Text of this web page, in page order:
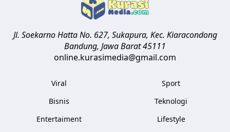
Jl. Soekarno Hatta No. 627, Sukapura, Kec. Kiaracondong
Bandung, Jawa Barat45111
online.kurasimedia@gmail.com
Viral
Bisnis
Entertaiment
Sport
Teknologi
Lifestyle